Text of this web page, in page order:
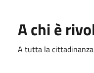
A chi è
A tutta la cittadinanza